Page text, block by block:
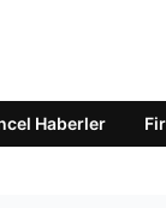
Haberler